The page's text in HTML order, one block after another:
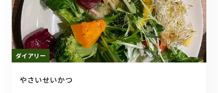
ダイアリー
やさいせいかつ